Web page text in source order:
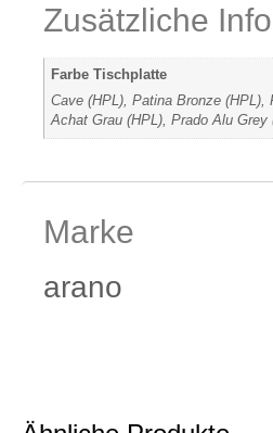
Zusätzliche
Farbe Tischplatte
Cave (HPL), Patina Bronze (HPL),
Achat Grau (HPL), Prado Alu
Marke
arano